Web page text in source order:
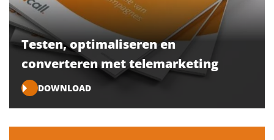
Testen, optimaliseren en
converteren met telemarketing
DOWNLOAD